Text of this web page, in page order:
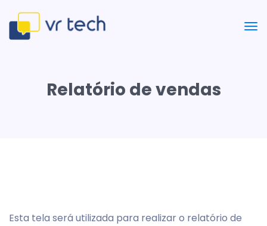
Relatório de vendas
Esta tela será utilizada para realizar o relatório de